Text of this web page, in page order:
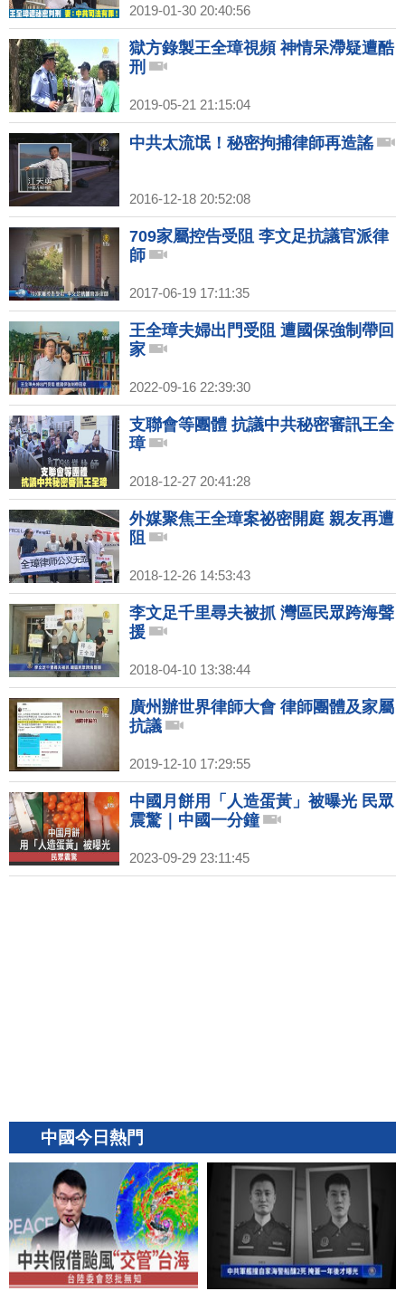
2019-01-30 20:40:56
獄方錄製王全璋視頻 神情呆滯疑遭酷
刑
2019-05-21 21:15:04
中共太流氓！秘密拘捕律師再造謠
2016-12-18 20:52:08
709家屬控告受阻 李文足抗議官派律
師
2017-06-19 17:11:35
王全璋夫婦出門受阻 遭國保強制帶回
家
2022-09-16 22:39:30
支聯會等團體 抗議中共秘密審訊王全
璋
2018-12-27 20:41:28
外媒聚焦王全璋案祕密開庭 親友再遭
阻
2018-12-26 14:53:43
李文足千里尋夫被抓 灣區民眾跨海聲
援
2018-04-10 13:38:44
廣州辦世界律師大會 律師團體及家屬
抗議
2019-12-10 17:29:55
中國月餅用「人造蛋黃」被曝光 民眾
震驚｜中國一分鐘
2023-09-29 23:11:45
中國今日熱門